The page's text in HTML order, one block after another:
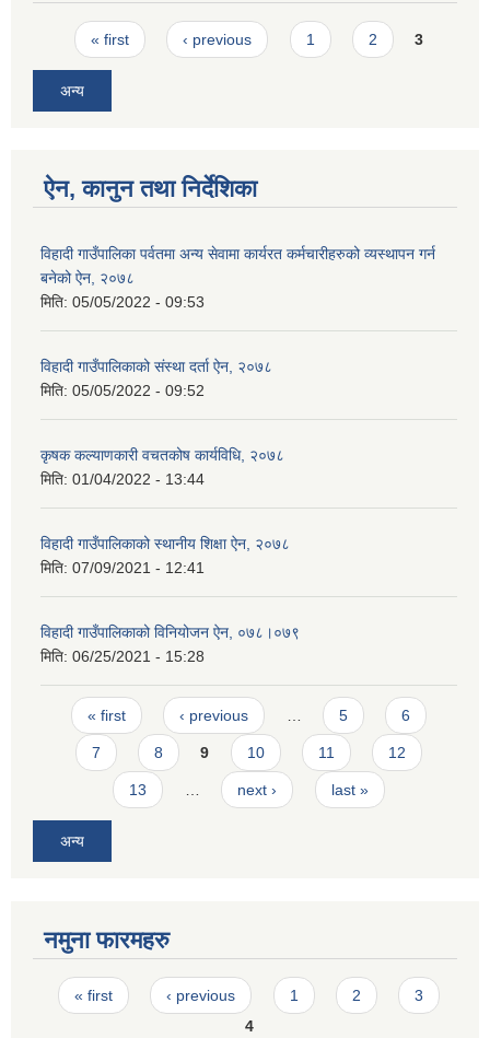
Pages
« first ‹ previous 1 2 3
अन्य
ऐन, कानुन तथा निर्देशिका
विहादी गाउँपालिका पर्वतमा अन्य सेवामा कार्यरत कर्मचारीहरुको व्यस्थापन गर्न
बनेको ऐन, २०७८
मिति: 05/05/2022 - 09:53
विहादी गाउँपालिकाको संस्था दर्ता ऐन, २०७८
मिति: 05/05/2022 - 09:52
कृषक कल्याणकारी वचतकोष कार्यविधि, २०७८
मिति: 01/04/2022 - 13:44
विहादी गाउँपालिकाको स्थानीय शिक्षा ऐन, २०७८
मिति: 07/09/2021 - 12:41
विहादी गाउँपालिकाको विनियोजन ऐन, ०७८।०७९
मिति: 06/25/2021 - 15:28
Pages
« first ‹ previous … 5 6
7 8 9 10 11 12
13 … next › last »
अन्य
नमुना फारमहरु
Pages
« first ‹ previous 1 2
3
4